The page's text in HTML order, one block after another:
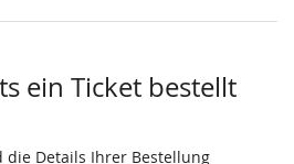
ein Ticket bestellt
die Details Ihrer Bestellung